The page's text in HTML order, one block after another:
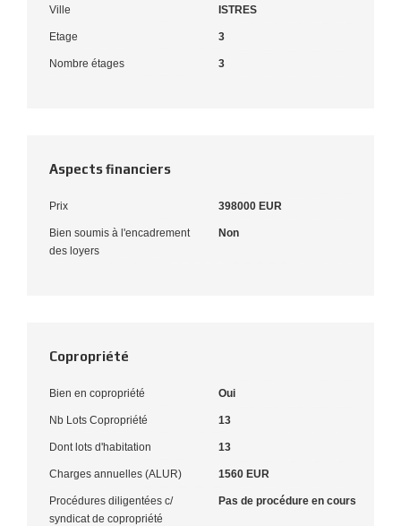
Ville ISTRES
Etage 3
Nombre étages 3
Aspects financiers
Prix 398000 EUR
Bien soumis à l'encadrement
des loyers
Non
Copropriété
Bien en copropriété Oui
Nb Lots Copropriété 13
Dont lots d'habitation 13
Charges annuelles (ALUR) 1560 EUR
Procédures diligentées c/
syndicat de copropriété
Pas de procédure en cours